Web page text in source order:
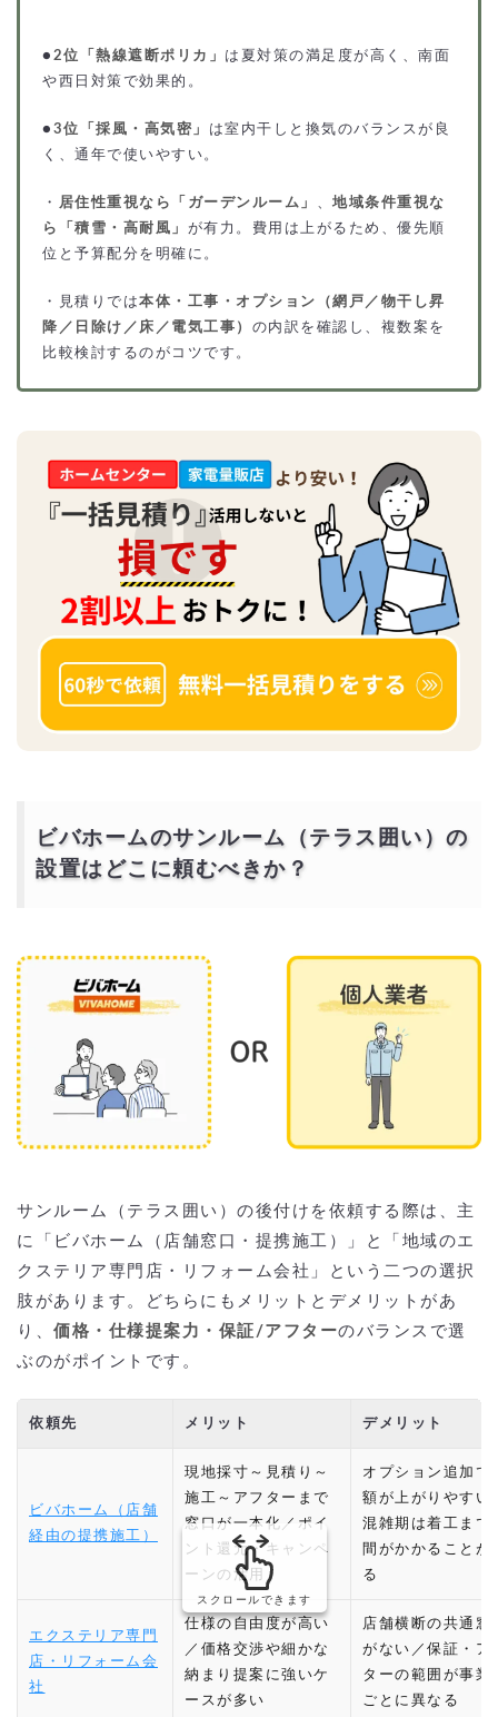
● 2位「熱線遮断ポリカ」 は夏対策の満足度が高く、南面
や西日対策で効果的。
● 3位「採風・高気密」
は室内干しと換気のバランスが良
く、通年で使いやすい。
・ 居住性重視なら「ガーデンルーム」 、 地域条件重視な
ら「積雪・高耐風」 が有力。費用は上がるため、優先順
位と予算配分を明確に。
・見積りでは本体・工事・オプション（網戸／物干し昇
降／日除け／床／電気工事） の内訳を確認し、複数案を
比較検討するのがコツです。
ビバホームのサンルーム（テラス囲い）の
設置はどこに頼むべきか？
サンルーム（テラス囲い）の後付けを依頼する際は、主
に「ビバホーム（店舗窓口・提携施工）」と「地域のエ
クステリア専門店・リフォーム会社」という二つの選択
肢があります。どちらにもメリットとデメリットがあ
り、 価格・仕様提案力・保証/アフターのバランスで選
ぶのがポイントです。
依頼先 メリット デメリット
ビバホーム（店舗
経由の提携施工）
現地採寸～見積り～
施工～アフターまで
窓口が一本化／ポイ
ント還元・キャンペ
ーンの活用
オプション追加で
額が上がりやすい
混雑期は着工まで
間がかかることが
る
エクステリア専門
店・リフォーム会
社
仕様の自由度が高い
／価格交渉や細かな
納まり提案に強いケ
ースが多い
店舗横断の共通窓
がない／保証・ア
ターの範囲が事業
ごとに異なる
スクロールできます